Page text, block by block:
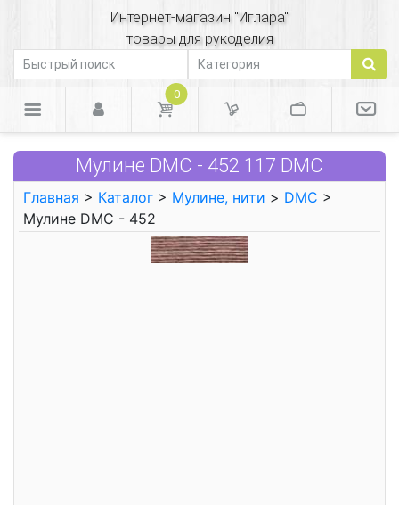
Интернет-магазин "Иглара"
товары для рукоделия
0
Мулине DMC - 452 117 DMC
Главная > Каталог > Мулине, нити > DMC >
Мулине DMC - 452